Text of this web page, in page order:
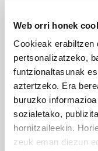
Web orri honek
Cookieak erabiltzen
pertsonalizatzeko,
funtzionaltasunak
aztertzeko. Era
buruzko
sozialetako,
hornitzaileekin.
zeuk eman diezun
DISKOGRAFIA
Atzera